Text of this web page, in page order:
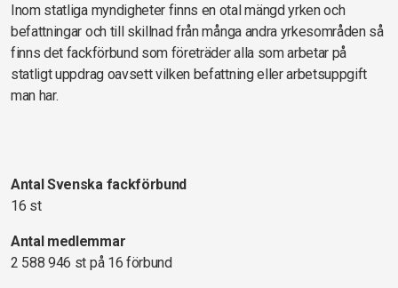
Inom statliga myndigheter finns en otal mängd yrken och
befattningar och till skillnad från många andra yrkesområden så
finns det fackförbund som företräder alla som arbetar på
statligt uppdrag oavsett vilken befattning eller arbetsuppgift
man har.
Antal Svenska fackförbund
16 st
Antal medlemmar
2 588 946 st på 16 förbund